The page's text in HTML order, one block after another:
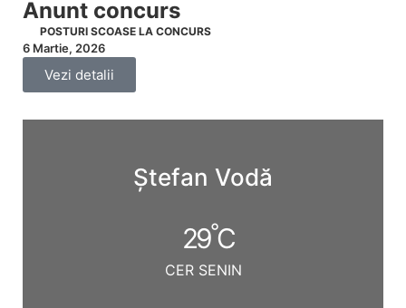
Anunt concurs
POSTURI SCOASE LA CONCURS
6 Martie, 2026
Vezi detalii
Ștefan Vodă
29°C
CER SENIN